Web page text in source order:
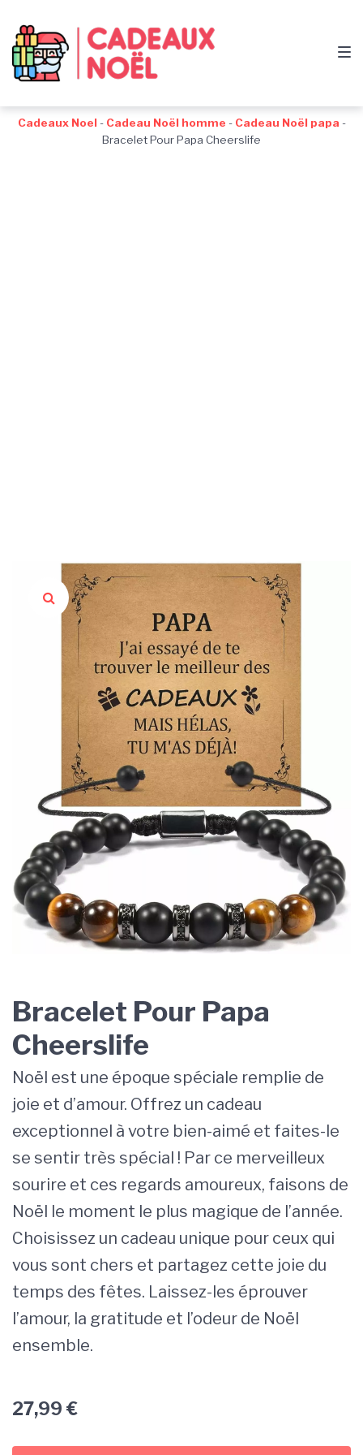
navigation
au
contenu
au
pied
de
Cadeaux Noel - Cadeau Noël homme - Cadeau Noël papa -
Bracelet Pour Papa Cheerslife
Bracelet Pour Papa
Cheerslife
Noël est une époque spéciale remplie de
joie et d’amour. Offrez un cadeau
exceptionnel à votre bien-aimé et faites-le
se sentir très spécial ! Par ce merveilleux
sourire et ces regards amoureux, faisons de
Noël le moment le plus magique de l’année.
Choisissez un cadeau unique pour ceux qui
vous sont chers et partagez cette joie du
temps des fêtes. Laissez-les éprouver
l’amour, la gratitude et l’odeur de Noël
ensemble.
27,99 €